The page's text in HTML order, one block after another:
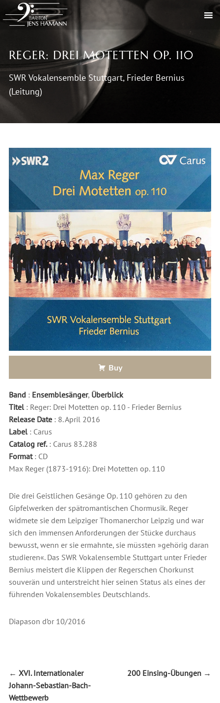
REGER: DREI MOTETTEN OP. 110
SWR Vokalensemble Stuttgart, Frieder Bernius
(Leitung)
Buy
Band : Ensemblesänger, Überblick
Titel: Reger: Drei Motetten op. 110 - Frieder Bernius
Release Date: 8. April 2016
Label : Carus
Catalog ref.: Carus 83.288
Format: CD
Max Reger (1873-1916): Drei Motetten op. 110
Die drei Geistlichen Gesänge Op. 110 gehören zu den
Gipfelwerken der spätromantischen Chormusik. Reger
widmete sie dem Leipziger Thomanerchor Leipzig und war
sich den immensen Anforderungen der Stücke durchaus
bewusst, wenn er sie ermahnte, sie müssten »gehörig daran
studieren«. Das SWR Vokalensemble Stuttgart unter Frieder
Bernius meistert die Klippen der Regerschen Chorkunst
souverän und unterstreicht hier seinen Status als eines der
führenden Vokalensembles Deutschlands.
Diapason d’or 10/2016
← XVI. Internationaler
Johann-Sebastian-Bach-
Wettbewerb
200 Einsing-Übungen →